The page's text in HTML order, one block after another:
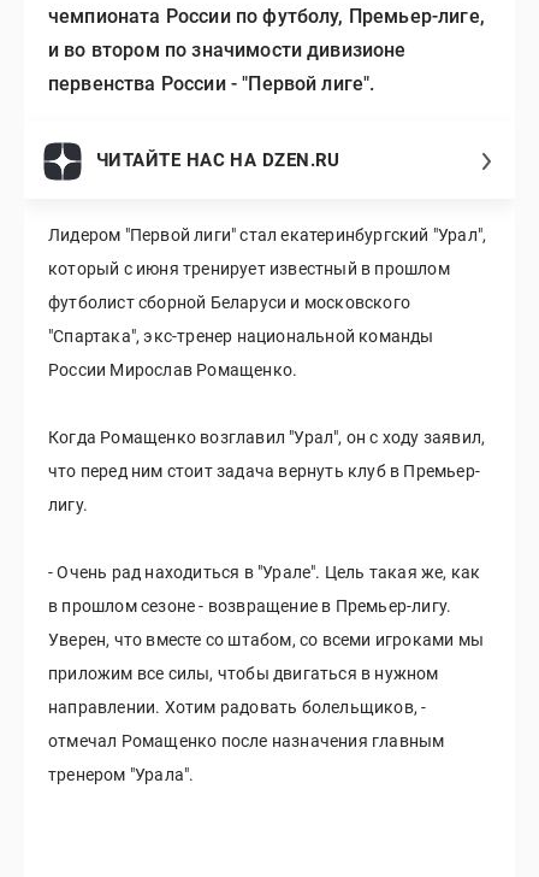
чемпионата России по футболу, Премьер-лиге,
и во втором по значимости дивизионе
первенства России - "Первой лиге".
ЧИТАЙТЕ НАС НА DZEN.RU
Лидером "Первой лиги" стал екатеринбургский "Урал",
который с июня тренирует известный в прошлом
футболист сборной Беларуси и московского
"Спартака", экс-тренер национальной команды
России Мирослав Ромащенко.
Когда Ромащенко возглавил "Урал", он с ходу заявил,
что перед ним стоит задача вернуть клуб в Премьер-
лигу.
- Очень рад находиться в "Урале". Цель такая же, как
в прошлом сезоне - возвращение в Премьер-лигу.
Уверен, что вместе со штабом, со всеми игроками мы
приложим все силы, чтобы двигаться в нужном
направлении. Хотим радовать болельщиков, -
отмечал Ромащенко после назначения главным
тренером "Урала".